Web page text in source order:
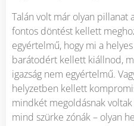
Talán volt már olyan pillanat
fontos döntést kellett
egyértelmű, hogy mi a
barátodért kellett kiállnod,
igazság nem egyértelmű.
helyzetben kellett
mindkét megoldásnak
mind szürke zónák – olyan